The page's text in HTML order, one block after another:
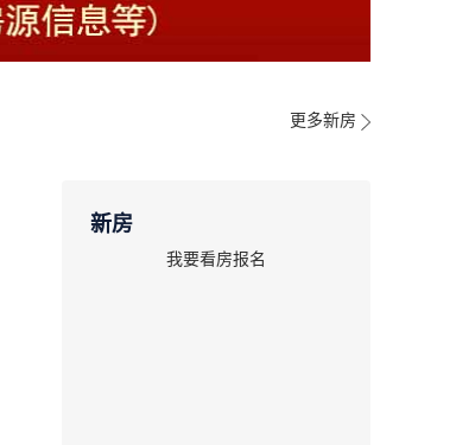
更多新房
新房
我要看房报名